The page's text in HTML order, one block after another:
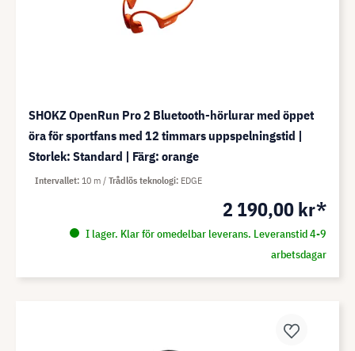
SHOKZ OpenRun Pro 2 Bluetooth-hörlurar med öppet
öra för sportfans med 12 timmars uppspelningstid |
Storlek: Standard | Färg: orange
2 190,00 kr*
I lager. Klar för omedelbar leverans. Leveranstid 4-9
arbetsdagar
Intervallet 10 m Trådlös teknologi EDGE